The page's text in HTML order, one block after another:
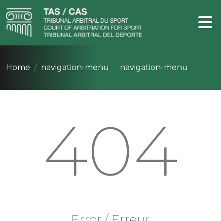
Home navigation-menu navigation-menu
404